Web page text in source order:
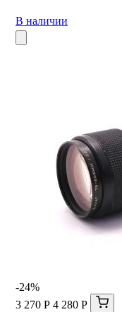
В наличии
-24%
3 270 Р 4 280 Р